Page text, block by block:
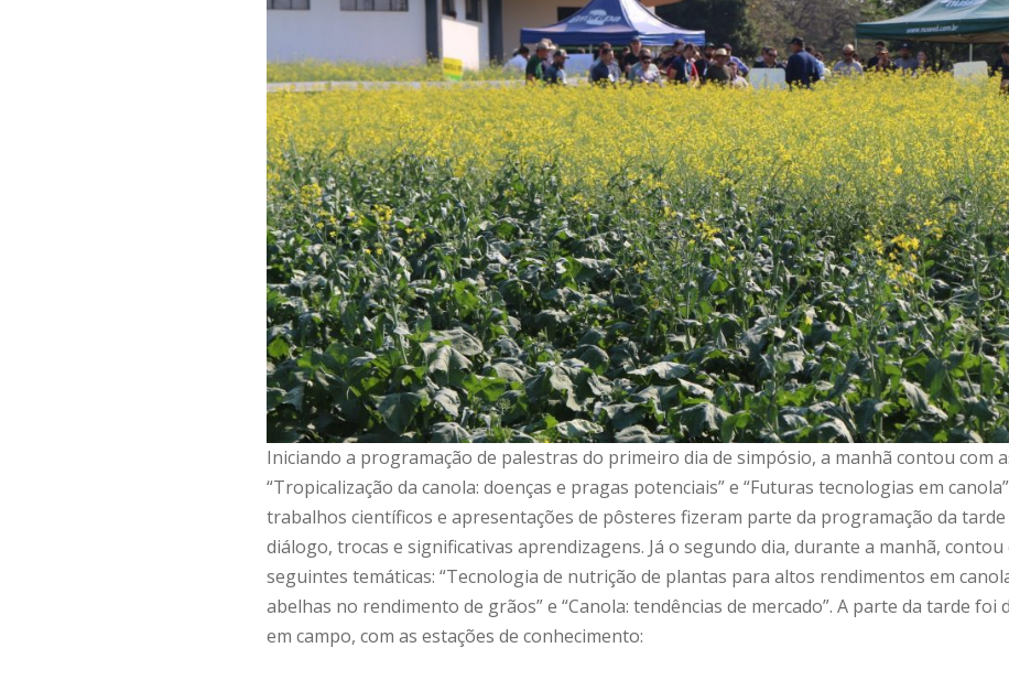
Iniciando a programação de palestras do primeiro dia de simpósio, a manhã contou com
“Tropicalização da canola: doenças e pragas potenciais” e “Futuras tecnologias em
trabalhos científicos e apresentações de pôsteres fizeram parte da programação da
diálogo, trocas e significativas aprendizagens. Já o segundo dia, durante a manhã,
seguintes temáticas: “Tecnologia de nutrição de plantas para altos rendimentos em
abelhas no rendimento de grãos” e “Canola: tendências de mercado”. A parte da tarde foi
em campo, com as estações de conhecimento: